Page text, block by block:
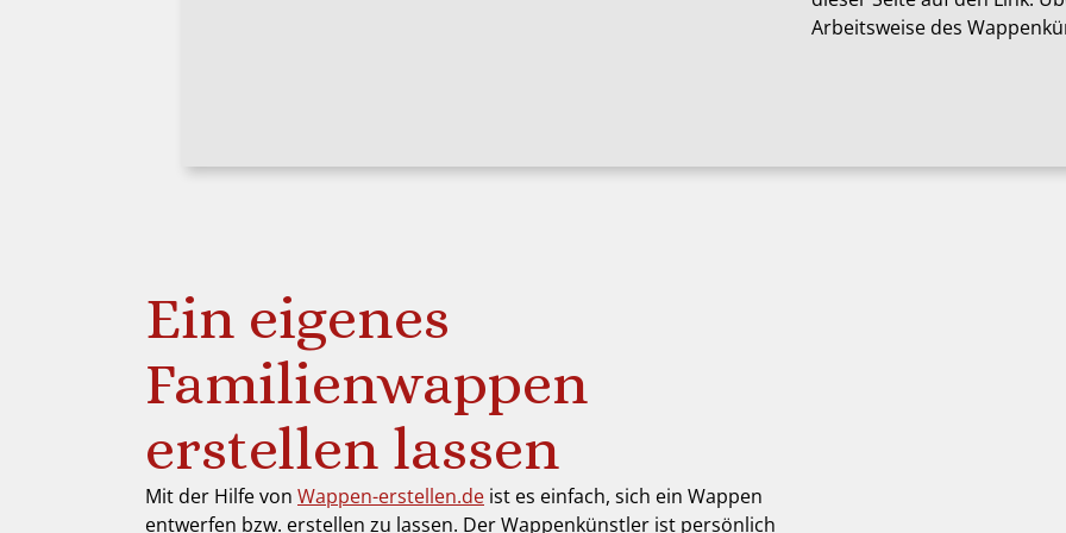
Arbeitsweise des
Ein eigenes
Familienwappen
erstellen lassen
Mit der Hilfe von Wappen-erstellen.de ist es einfach, sich ein Wappen
entwerfen bzw. erstellen zu lassen. Der Wappenkünstler ist persönlich